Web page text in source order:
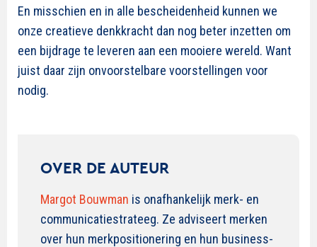
En misschien en in alle bescheidenheid kunnen we
onze creatieve denkkracht dan nog beter inzetten om
een bijdrage te leveren aan een mooiere wereld. Want
juist daar zijn onvoorstelbare voorstellingen voor
nodig.
OVER DE AUTEUR
Margot Bouwman is onafhankelijk merk- en
communicatiestrateeg. Ze adviseert merken
over hun merkpositionering en hun business-